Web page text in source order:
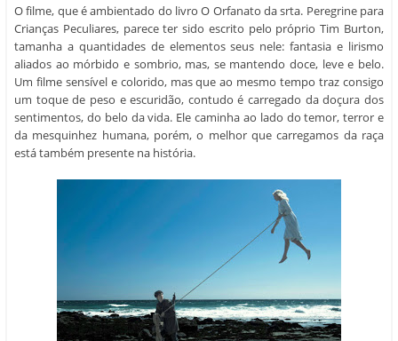
Um filme sensível e colorido, mas que ao mesmo tempo traz consigo
um toque de peso e escuridão, contudo é carregado da doçura dos
sentimentos, do belo da vida. Ele caminha ao lado do temor, terror e
da mesquinhez humana, porém, o melhor que carregamos da raça
está também presente na história.
E o que falar de Eva Green, no papel de srta. Perergine? Bela e